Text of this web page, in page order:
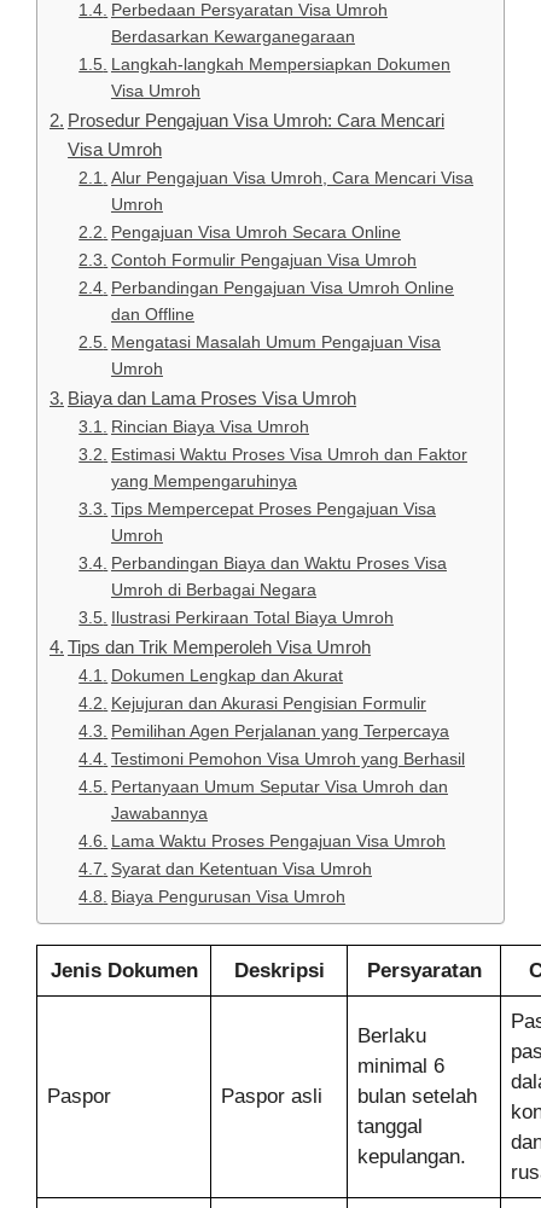
Perbedaan Persyaratan Visa Umroh
Berdasarkan Kewarganegaraan
Langkah-langkah Mempersiapkan Dokumen
Visa Umroh
Prosedur Pengajuan Visa Umroh: Cara Mencari
Visa Umroh
Alur Pengajuan Visa Umroh, Cara Mencari Visa
Umroh
Pengajuan Visa Umroh Secara Online
Contoh Formulir Pengajuan Visa Umroh
Perbandingan Pengajuan Visa Umroh Online
dan Offline
Mengatasi Masalah Umum Pengajuan Visa
Umroh
Biaya dan Lama Proses Visa Umroh
Rincian Biaya Visa Umroh
Estimasi Waktu Proses Visa Umroh dan Faktor
yang Mempengaruhinya
Tips Mempercepat Proses Pengajuan Visa
Umroh
Perbandingan Biaya dan Waktu Proses Visa
Umroh di Berbagai Negara
Ilustrasi Perkiraan Total Biaya Umroh
Tips dan Trik Memperoleh Visa Umroh
Dokumen Lengkap dan Akurat
Kejujuran dan Akurasi Pengisian Formulir
Pemilihan Agen Perjalanan yang Terpercaya
Testimoni Pemohon Visa Umroh yang Berhasil
Pertanyaan Umum Seputar Visa Umroh dan
Jawabannya
Lama Waktu Proses Pengajuan Visa Umroh
Syarat dan Ketentuan Visa Umroh
Biaya Pengurusan Visa Umroh
Jenis Dokumen Deskripsi Persyaratan
Paspor Paspor asli
Berlaku
minimal 6
bulan setelah
tanggal
kepulangan.